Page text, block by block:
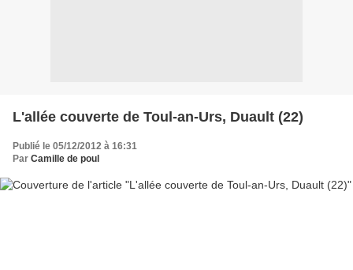
L'allée couverte de Toul-an-Urs, Duault (22)
Publié le 05/12/2012 à 16:31
Par Camille de poul